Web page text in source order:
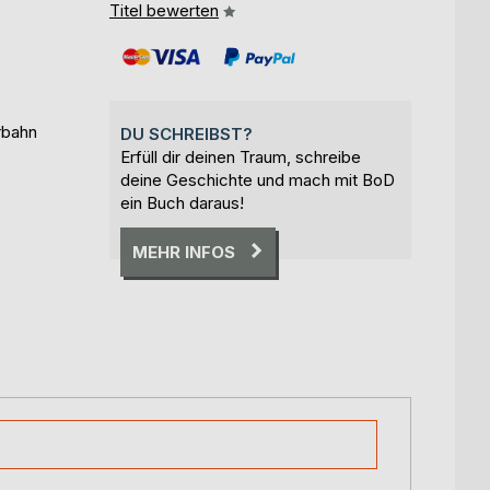
Titel bewerten
DU SCHREIBST?
Erfüll dir deinen Traum, schreibe
deine Geschichte und mach mit BoD
ein Buch daraus!
MEHR INFOS
Geschichte
historischen